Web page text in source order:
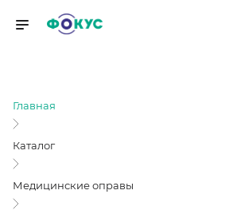
Главная
Каталог
Медицинские оправы